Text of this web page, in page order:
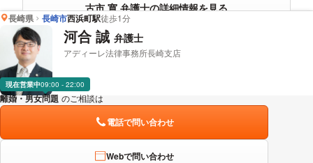
古市 寛 弁護士の詳細情報を見る
長崎県 長崎市西浜町駅徒歩1分
河合 誠 弁護士
アディーレ法律事務所長崎支店
現在営業中09:00 - 22:00
離婚・男女問題 のご相談は
電話で問い合わせ
Webで問い合わせ